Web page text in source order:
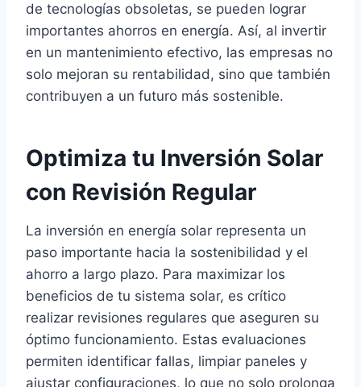
de tecnologías obsoletas, se pueden lograr
importantes ahorros en energía. Así, al invertir
en un mantenimiento efectivo, las empresas no
solo mejoran su rentabilidad, sino que también
contribuyen a un futuro más sostenible.
Optimiza tu Inversión Solar
con Revisión Regular
La inversión en energía solar representa un
paso importante hacia la sostenibilidad y el
ahorro a largo plazo. Para maximizar los
beneficios de tu sistema solar, es crítico
realizar revisiones regulares que aseguren su
óptimo funcionamiento. Estas evaluaciones
permiten identificar fallas, limpiar paneles y
ajustar configuraciones, lo que no solo prolonga